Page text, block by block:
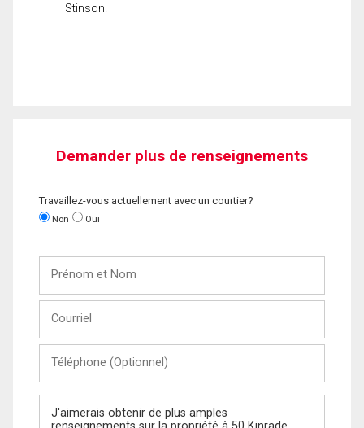
Stinson.
Demander plus de renseignements
Travaillez-vous actuellement avec un courtier?
Non Oui
Nom
(Optionnel)
Message